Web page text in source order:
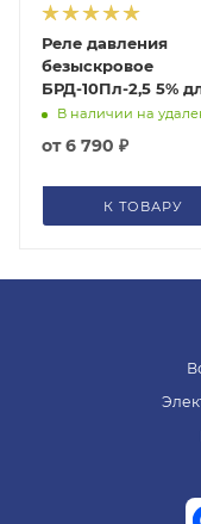
Реле давления
безыскровое
БРД-10Пл-2,5 5%
систем полива Extra
3020150000
В наличии на
от6 790 ₽
К ТОВАРУ